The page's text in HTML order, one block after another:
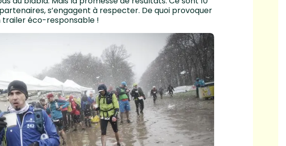
s’engagent à respecter. De quoi provoquer
trailer éco-responsable !